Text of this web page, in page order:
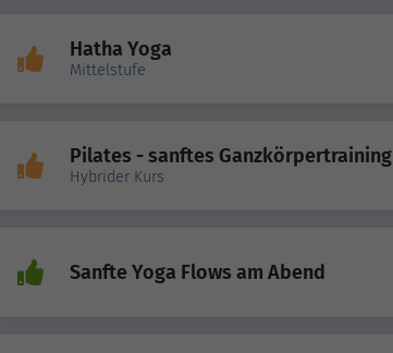
Hatha Yoga
Mittelstufe
Pilates - sanftes Ganzkörpertraining
Hybrider Kurs
Sanfte Yoga Flows am Abend